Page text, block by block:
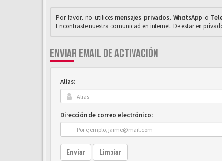
Por favor, no utilices mensajes privados,WhαtsApp o
Encontraste nuestra comunidad en internet. De estar en
ENVIAR EMAIL DE ACTIVACIÓN
Alias:
Dirección de correo electrónico:
Enviar Limpiar